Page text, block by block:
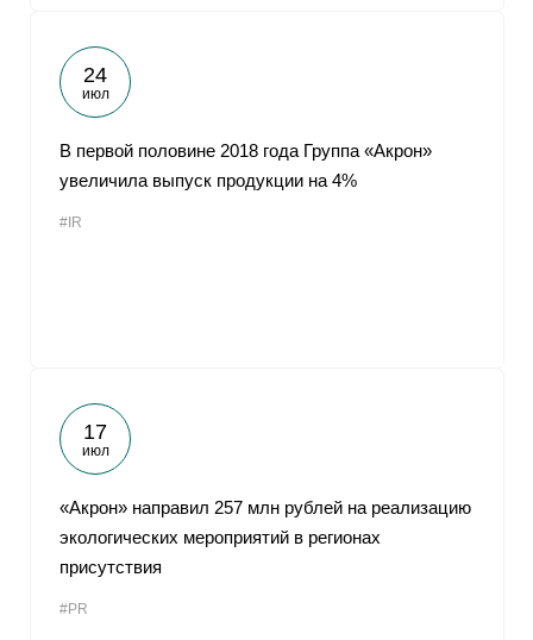
24
июл
В первой половине 2018 года Группа «Акрон»
увеличила выпуск продукции на 4%
#IR
17
июл
«Акрон» направил 257 млн рублей на реализацию
экологических мероприятий в регионах
присутствия
#PR